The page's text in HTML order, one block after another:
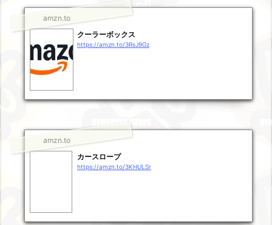
amzn.to
クーラーボックス
https://amzn.to/3RsJ9Gz
amzn.to
カースロープ
https://amzn.to/3KHULSr